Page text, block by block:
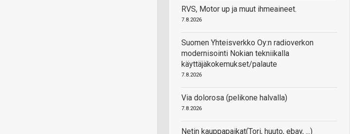
RVS, Motor up ja muut ihmeaineet.
7.8.2026
Suomen Yhteisverkko Oy:n radioverkon
modernisointi Nokian tekniikalla
käyttäjäkokemukset/palaute
7.8.2026
Via dolorosa (pelikone halvalla)
7.8.2026
Netin kauppapaikat(Tori, huuto, ebay, ...)